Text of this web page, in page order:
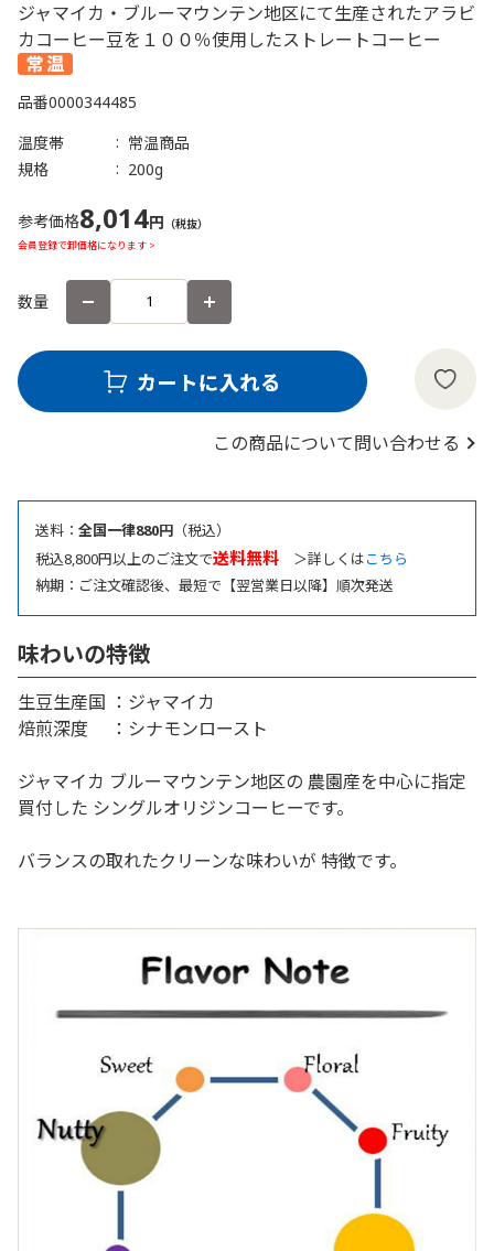
ジャマイカ・ブルーマウンテン地区にて生産されたアラビ
カコーヒー豆を１００％使用したストレートコーヒー
品番0000344485
温度帯
常温商品
規格
200g
参考価格8,014円 （税抜）
会員登録で卸価格になります >
数量
この商品について問い合わせる
送料： 全国一律880円 （税込）
税込8,800円以上のご注文で送料無料 ＞詳しくはこちら
納期：ご注文確認後、最短で【翌営業日以降】順次発送
味わいの特徴
生豆生産国 ：ジャマイカ
焙煎深度 ：シナモンロースト
ジャマイカ ブルーマウンテン地区の 農園産を中心に指定
買付した シングルオリジンコーヒーです。
バランスの取れたクリーンな味わいが 特徴です。